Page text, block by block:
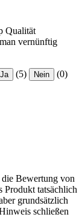
Qualität
vernünftig
Ja (5) Nein (0)
Bewertung von
Produkt tatsächlich
grundsätzlich
schließen